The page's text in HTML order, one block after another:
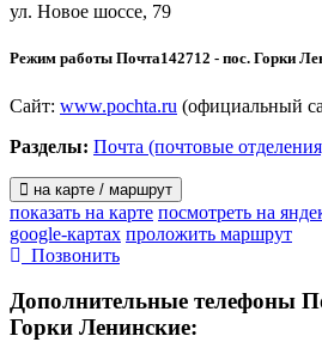
ул. Новое шоссе, 79
Режим работы Почта142712 - пос. Горки
Сайт: www.pochta.ru (официальный
Разделы: Почта (почтовые
на карте / маршрут
показать на карте посмотреть на
google-картах проложить маршрут
Позвонить
Дополнительные телефоны
Горки Ленинские: